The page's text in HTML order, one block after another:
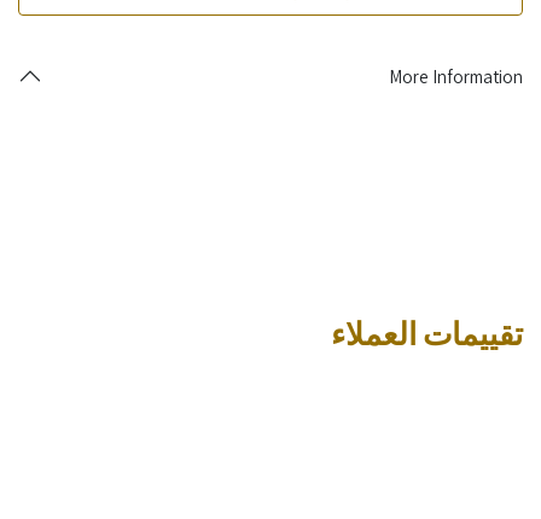
More Information
تقييمات العملاء